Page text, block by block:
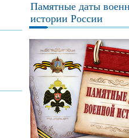
Памятные даты
истории России